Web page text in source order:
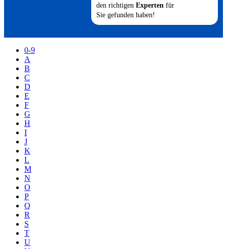
den richtigen Experten für
Sie gefunden haben!
0-9
A
B
C
D
E
F
G
H
I
J
K
L
M
N
O
P
Q
R
S
T
U